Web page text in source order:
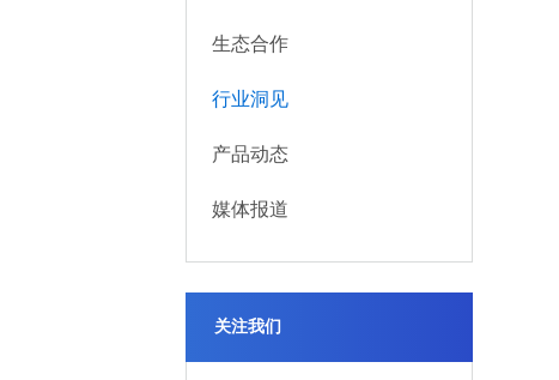
生态合作
行业洞见
产品动态
媒体报道
关注我们